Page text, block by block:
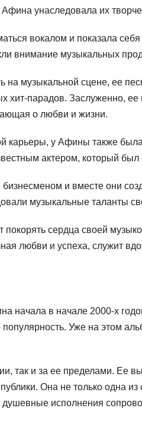
унаследовала их
вокалом и показала
внимание музыкальных
музыкальной сцене, ее
хит-парадов. Заслуженно,
о любви и жизни.
карьеры, у Афины также
актером, который
и вместе они
музыкальные таланты
сердца своей
любви и успеха, служит
начала в начале 2000-х
Уже на этом
так и за ее пределами. Ее
Она не только одна
душевные исполнения